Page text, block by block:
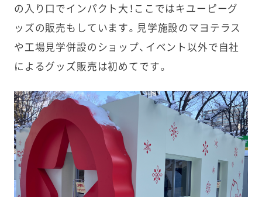
の入り口でインパクト大！ここではキユーピーグ
ッズの販売もしています。見学施設のマヨテラス
や工場見学併設のショップ、イベント以外で自社
によるグッズ販売は初めてです。